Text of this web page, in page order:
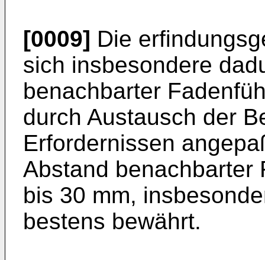
[0009] Die
sich insbesondere
benachbarter
durch Austausch der
Erfordernissen
Abstand benachbarter
bis 30 mm,
bestens bewährt.